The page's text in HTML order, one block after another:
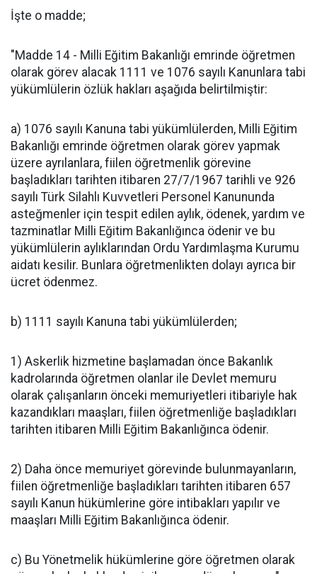
İşte o madde;
"Madde 14 - Milli Eğitim Bakanlığı emrinde öğretmen
olarak görev alacak 1111 ve 1076 sayılı Kanunlara tabi
yükümlülerin özlük hakları aşağıda belirtilmiştir:
a) 1076 sayılı Kanuna tabi yükümlülerden, Milli Eğitim
Bakanlığı emrinde öğretmen olarak görev yapmak
üzere ayrılanlara, fiilen öğretmenlik görevine
başladıkları tarihten itibaren 27/7/1967 tarihli ve 926
sayılı Türk Silahlı Kuvvetleri Personel Kanununda
asteğmenler için tespit edilen aylık, ödenek, yardım ve
tazminatlar Milli Eğitim Bakanlığınca ödenir ve bu
yükümlülerin aylıklarından Ordu Yardımlaşma Kurumu
aidatı kesilir. Bunlara öğretmenlikten dolayı ayrıca bir
ücret ödenmez.
b) 1111 sayılı Kanuna tabi yükümlülerden;
1) Askerlik hizmetine başlamadan önce Bakanlık
kadrolarında öğretmen olanlar ile Devlet memuru
olarak çalışanların önceki memuriyetleri itibariyle hak
kazandıkları maaşları, fiilen öğretmenliğe başladıkları
tarihten itibaren Milli Eğitim Bakanlığınca ödenir.
2) Daha önce memuriyet görevinde bulunmayanların,
fiilen öğretmenliğe başladıkları tarihten itibaren 657
sayılı Kanun hükümlerine göre intibakları yapılır ve
maaşları Milli Eğitim Bakanlığınca ödenir.
c) Bu Yönetmelik hükümlerine göre öğretmen olarak